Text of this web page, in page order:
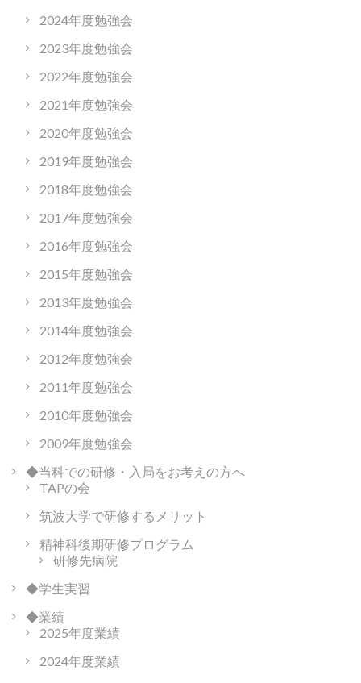
2024年度勉強会
2023年度勉強会
2022年度勉強会
2021年度勉強会
2020年度勉強会
2019年度勉強会
2018年度勉強会
2017年度勉強会
2016年度勉強会
2015年度勉強会
2013年度勉強会
2014年度勉強会
2012年度勉強会
2011年度勉強会
2010年度勉強会
2009年度勉強会
◆当科での研修・入局をお考えの方へ
TAPの会
筑波大学で研修するメリット
精神科後期研修プログラム
研修先病院
◆学生実習
◆業績
2025年度業績
2024年度業績